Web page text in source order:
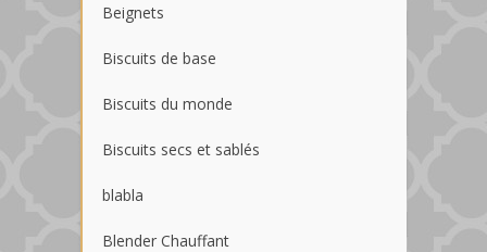
Beignets
Biscuits de base
Biscuits du monde
Biscuits secs et sablés
blabla
Blender Chauffant